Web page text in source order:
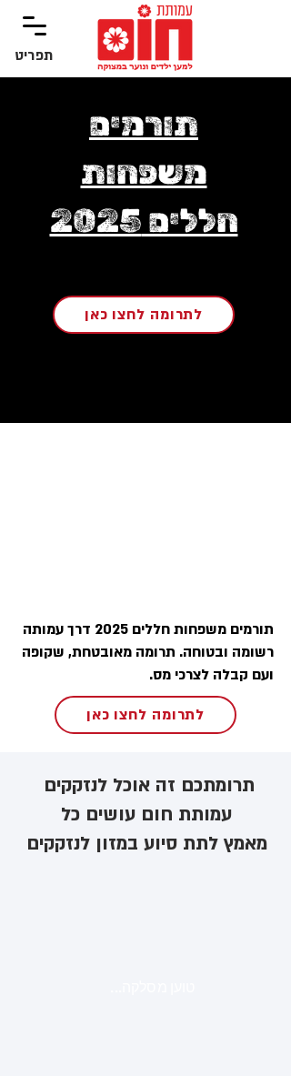
תפריט
תורמים
משפחות
חללים 2025
לתרומה לחצו כאן
תורמים משפחות חללים 2025 דרך עמותה
רשומה ובטוחה. תרומה מאובטחת, שקופה
ועם קבלה לצרכי מס.
לתרומה לחצו כאן
תרומתכם זה אוכל לנזקקים ​
עמותת חום עושים כל
מאמץ לתת סיוע במזון לנזקקים